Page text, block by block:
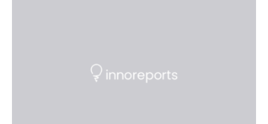
für neurologische und psychiatrische Erkrankungen